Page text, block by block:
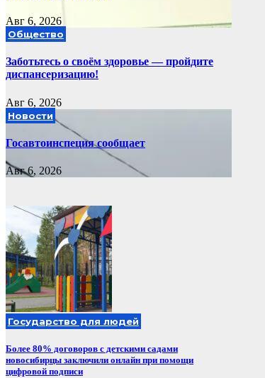
Авг 6, 2026
Общество
Заботьтесь о своём здоровье — пройдите
диспансеризацию!
Авг 6, 2026
Новости
Госавтоинспеция сообщает
Авг 6, 2026
Государство для людей
Более 80% договоров с детскими садами
новосибирцы заключили онлайн при помощи
цифровой подписи